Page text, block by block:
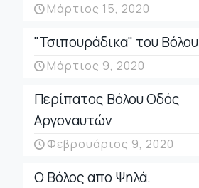
Μάρτιος 15, 2020
"Τσιπουράδικα" του Βόλου
Μάρτιος 9, 2020
Περίπατος Βόλου Οδός
Αργοναυτών
Φεβρουάριος 9, 2020
Ο Βόλος απο Ψηλά.